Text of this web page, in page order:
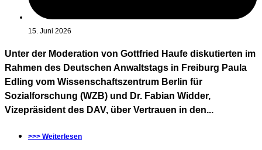
15. Juni 2026
Unter der Moderation von Gottfried Haufe diskutierten im
Rahmen des Deutschen Anwaltstags in Freiburg Paula
Edling vom Wissenschaftszentrum Berlin für
Sozialforschung (WZB) und Dr. Fabian Widder,
Vizepräsident des DAV, über Vertrauen in den...
>>> Weiterlesen